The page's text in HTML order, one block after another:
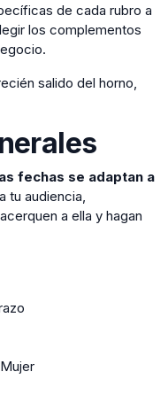
de cada rubro a
los complementos
salido del horno,
fechas se adaptan a
tu audiencia,
a ella y hagan